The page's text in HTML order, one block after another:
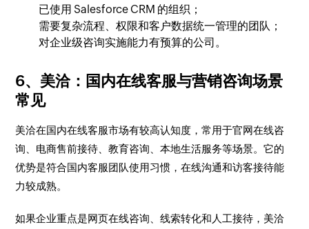
已使用 Salesforce CRM 的组织；
需要复杂流程、权限和客户数据统一管理的团队；
对企业级咨询实施能力有预算的公司。
6、美洽：国内在线客服与营销咨询场景
常见
美洽在国内在线客服市场有较高认知度，常用于官网在线咨
询、电商售前接待、教育咨询、本地生活服务等场景。它的
优势是符合国内客服团队使用习惯，在线沟通和访客接待能
力较成熟。
如果企业重点是网页在线咨询、线索转化和人工接待，美洽